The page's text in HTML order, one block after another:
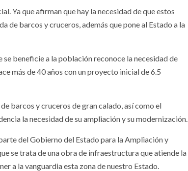
Ya que afirman que hay la necesidad de que estos
de barcos y cruceros, además que pone al Estado a la
beneficie a la población reconoce la necesidad de
más de 40 años con un proyecto inicial de 6.5
barcos y cruceros de gran calado, así como el
la necesidad de su ampliación y su modernización.
del Gobierno del Estado para la Ampliación y
se trata de una obra de infraestructura que atiende la
a la vanguardia esta zona de nuestro Estado.